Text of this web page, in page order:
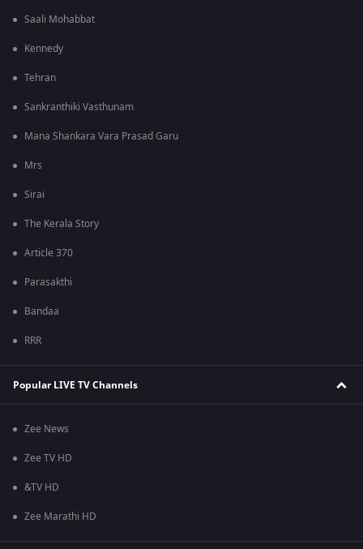
Saali Mohabbat
Kennedy
Tehran
Sankranthiki Vasthunam
Mana Shankara Vara Prasad Garu
Mrs
Sirai
The Kerala Story
Article 370
Parasakthi
Bandaa
RRR
Popular LIVE TV Channels
Zee News
Zee TV HD
&TV HD
Zee Marathi HD